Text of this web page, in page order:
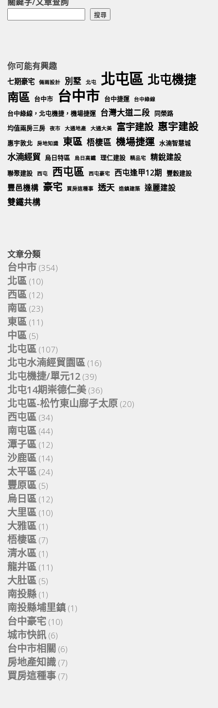
搜尋
你可能有興趣
七期豪宅 倆兩設計 別墅 北屯 北屯區 北屯機捷
南區 台中市 台中市 台中捷運 台中綠線
台中綠線，北屯機捷，機場捷運 台灣大道二段 同榮路
均值兩房三房
夜市 大通地產 大通大美 富宇建設 惠宇建設
惠宇敦北 房地知識 東區 梧棲區 機場捷運 水湳智慧城
水湳經貿 烏日特區 烏日高鐵 理仁建設 精品宅 精銳建設
聯聚建設 西屯 西屯區 西屯豪宅 西屯逢甲12期 豐穀建設
豐邑機構 豪宅 買房這種事 透天 造鎮建築 達麗建設
雙鐵共構
文章分類
台中市 (354)
北區 (10)
西區 (12)
南區 (23)
東區 (11)
中區 (5)
北屯區 (107)
北屯水湳經貿園區 (16)
北屯機捷/單元12 (39)
北屯14期崇德仁美 (36)
北屯區-松竹東山廍子太原 (20)
西屯區 (34)
南屯區 (44)
潭子區 (12)
沙鹿區 (14)
太平區 (24)
豐原區 (5)
烏日區 (12)
大里區 (10)
大雅區 (1)
梧棲區 (7)
清水區 (1)
龍井區 (11)
大肚區 (5)
南投縣 (1)
南投縣埔里鎮 (1)
台中豪宅 (10)
城市快訊 (6)
台中市相關 (6)
房地產知識 (7)
買房這種事 (7)